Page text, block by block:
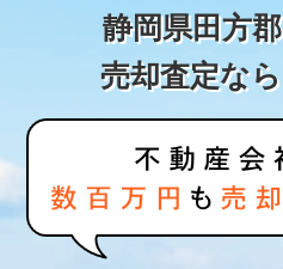
静岡県田方
売却査定な
不動産売却の流れ
不動産の売却・一括査定
家査定シミュレーター
お問い合わせ